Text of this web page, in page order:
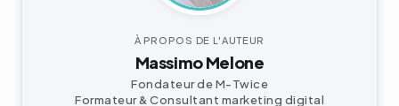
À PROPOS DE L'AUTEUR
Massimo Melone
Fondateur de M-Twice
Formateur & Consultant marketing digital